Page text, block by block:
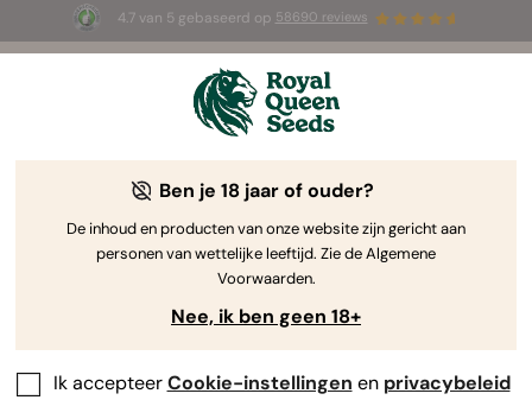
4.7 van 5 gebaseerd op 58690 reviews
3 White Widow Auto zaadjesGRATIS voor de
The RQS Blog
Wietwetenschap en gezondheid
Een kweekverslag is essentieel om de ontwikkeling van
Ben je 18 jaar of ouder?
De inhoud en producten van onze website zijn gericht aan
personen van wettelijke leeftijd. Zie de Algemene
Voorwaarden.
Nee, ik ben geen 18+
Ik accepteerCookie-instellingen en privacybeleid